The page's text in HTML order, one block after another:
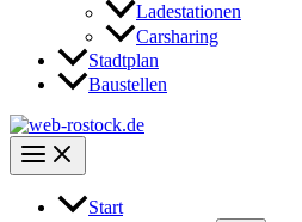
Ladestationen
Carsharing
Stadtplan
Baustellen
Start